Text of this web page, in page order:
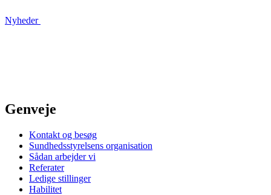
Nyheder
Genveje
Kontakt og besøg
Sundhedsstyrelsens organisation
Sådan arbejder vi
Referater
Ledige stillinger
Habilitet